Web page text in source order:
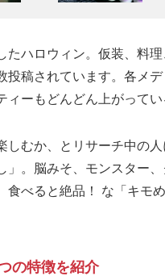
ハロウィン。仮装、料
投稿されています。各メデ
ーもどんどん上がってい
むか、とリサーチ中の
」。脳みそ、モンスター
食べると絶品！ な「キモ
の特徴を紹介